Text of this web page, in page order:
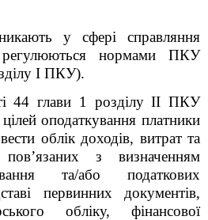
у сфері справляння
регулюються нормами ПКУ
І ПКУ).
44 глави 1 розділу ІІ ПКУ
оподаткування платники
облік доходів, витрат та
з визначенням
та/або податкових
первинних документів,
обліку, фінансової